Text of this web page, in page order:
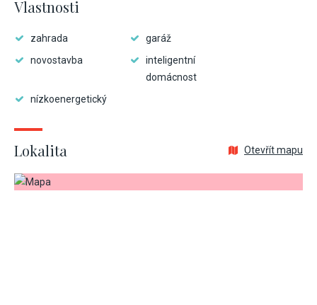
Vlastnosti
zahrada
garáž
novostavba
inteligentní
domácnost
nízkoenergetický
Lokalita Otevřít mapu